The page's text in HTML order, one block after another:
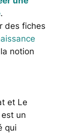
.
des fiches
notion
et Le
un
qui